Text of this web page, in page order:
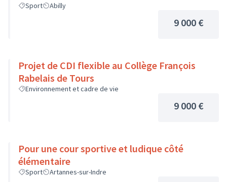
Sport Abilly
9 000 €
Projet de CDI flexible au Collège François
Rabelais de Tours
Environnement et cadre de vie
9 000 €
Pour une cour sportive et ludique côté
élémentaire
Sport Artannes-sur-Indre